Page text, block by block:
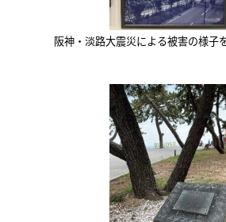
阪神・淡路大震災による被害の様子